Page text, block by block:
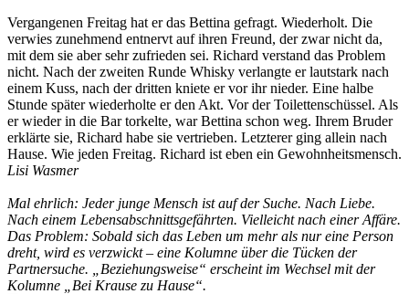
Vergangenen Freitag hat er das Bettina gefragt. Wiederholt. Die
verwies zunehmend entnervt auf ihren Freund, der zwar nicht da,
mit dem sie aber sehr zufrieden sei. Richard verstand das Problem
nicht. Nach der zweiten Runde Whisky verlangte er lautstark nach
einem Kuss, nach der dritten kniete er vor ihr nieder. Eine halbe
Stunde später wiederholte er den Akt. Vor der Toilettenschüssel. Als
er wieder in die Bar torkelte, war Bettina schon weg. Ihrem Bruder
erklärte sie, Richard habe sie vertrieben. Letzterer ging allein nach
Hause. Wie jeden Freitag. Richard ist eben ein Gewohnheitsmensch.
Lisi Wasmer
Mal ehrlich: Jeder junge Mensch ist auf der Suche. Nach Liebe.
Nach einem Lebensabschnittsgefährten. Vielleicht nach einer Affäre.
Das Problem: Sobald sich das Leben um mehr als nur eine Person
dreht, wird es verzwickt – eine Kolumne über die Tücken der
Partnersuche. „Beziehungsweise“ erscheint im Wechsel mit der
Kolumne „Bei Krause zu Hause“.